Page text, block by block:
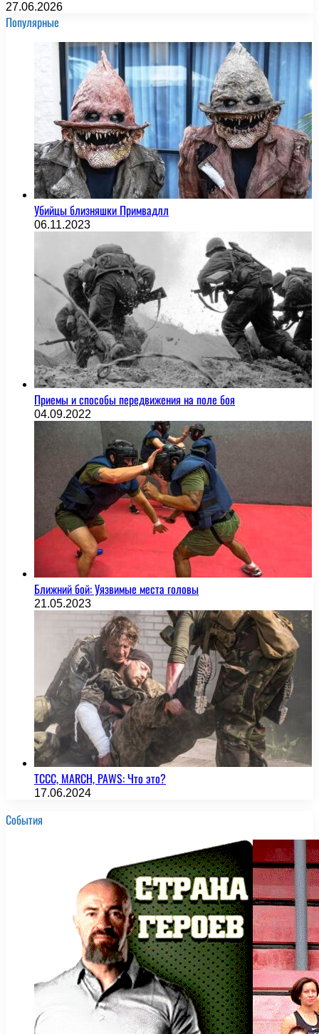
27.06.2026
Популярные
Убийцы близняшки Примвадлл
06.11.2023
Приемы и способы передвижения на поле боя
04.09.2022
Ближний бой: Уязвимые места головы
21.05.2023
TCCC, MARCH, PAWS: Что это?
17.06.2024
События